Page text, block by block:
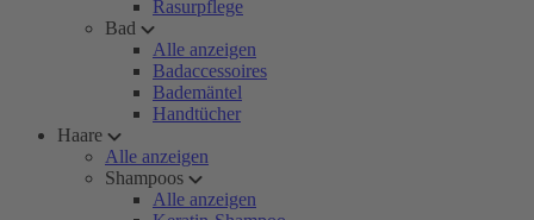
Rasurpflege
Bad
Alle anzeigen
Badaccessoires
Bademäntel
Handtücher
Haare
Alle anzeigen
Shampoos
Alle anzeigen